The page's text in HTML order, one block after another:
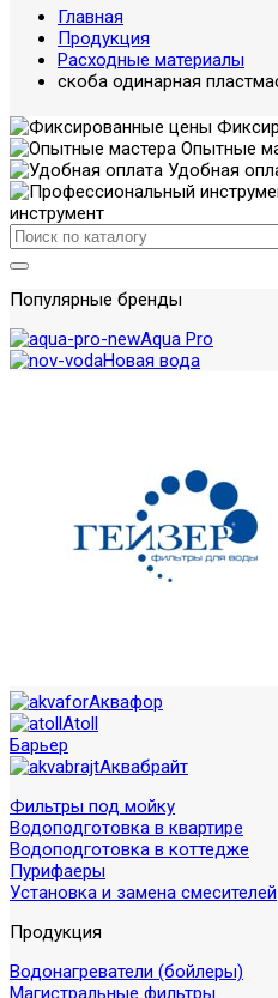
Главная
Продукция
Расходные материалы
скоба одинарная
Опытные
Удобная
инструмент
Популярные бренды
Aqua Pro
Новая вода
Аквафор
Atoll
Барьер
Аквабрайт
Фильтры под мойку
Водоподготовка в квартире
Водоподготовка в коттедже
Пурифаеры
Установка и замена смесителей
Продукция
Водонагреватели (бойлеры)
Магистральные фильтры